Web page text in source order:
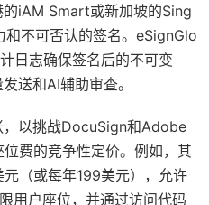
iAM Smart或新加坡的Sing
不可否认的签名。eSignGlo
日志确保签名后的不可变
送和AI辅助审查。
以挑战DocuSign和Adobe
费的竞争性定价。例如，其
（或每年199美元），允许
用户座位，并通过访问代码